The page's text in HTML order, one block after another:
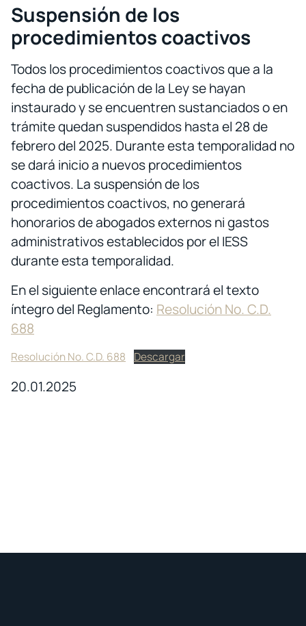
Suspensión de los
procedimientos coactivos
Todos los procedimientos coactivos que a la
fecha de publicación de la Ley se hayan
instaurado y se encuentren sustanciados o en
trámite quedan suspendidos hasta el 28 de
febrero del 2025. Durante esta temporalidad no
se dará inicio a nuevos procedimientos
coactivos. La suspensión de los
procedimientos coactivos, no generará
honorarios de abogados externos ni gastos
administrativos establecidos por el IESS
durante esta temporalidad.
En el siguiente enlace encontrará el texto
íntegro del Reglamento: Resolución No. C.D.
688
Resolución No. C.D. 688 Descargar
20.01.2025